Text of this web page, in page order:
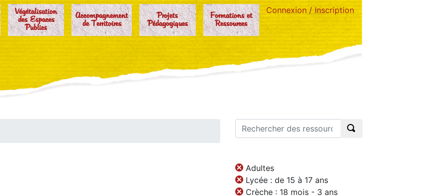
Végétalisation
des Espaces
Publics
Accompagnement
de Territoires
Projets
Pédagogiques
Formations et
Ressources
Connexion / Inscription
Adultes
Lycée : de 15 à 17 ans
Crèche : 18 mois - 3 ans